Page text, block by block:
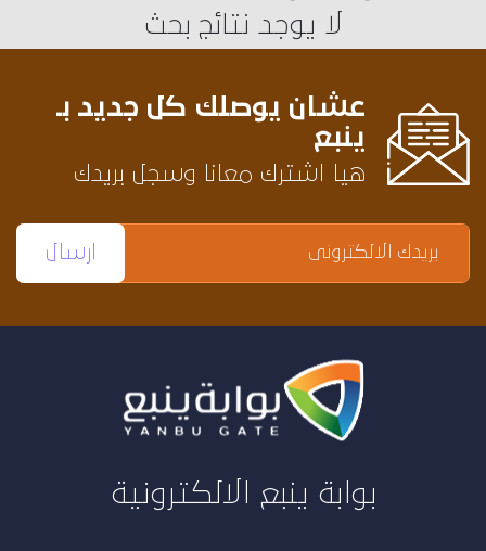
لا يوجد نتائج بحث
عشان يوصلك كل جديد بـ
ينبع
هيا اشترك معانا وسجل بريدك
بوابة ينبع الالكترونية